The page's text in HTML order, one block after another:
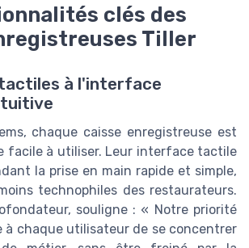
clés des
Tiller
à l'interface
chaque caisse enregistreuse est
facile à utiliser. Leur interface tactile
la prise en main rapide et simple,
technophiles des restaurateurs.
souligne : « Notre priorité
à chaque utilisateur de se concentrer